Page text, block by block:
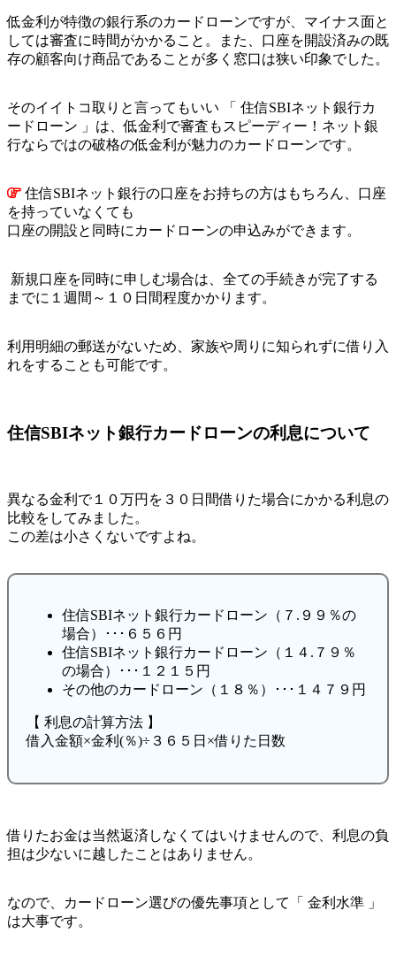
低金利が特徴の銀行系のカードローンですが、マイナス面と
しては審査に時間がかかること。また、口座を開設済みの既
存の顧客向け商品であることが多く窓口は狭い印象でした。
そのイイトコ取りと言ってもいい 「 住信SBIネット銀行カ
ードローン 」は、低金利で審査もスピーディー！ネット銀
行ならではの破格の低金利が魅力のカードローンです。
住信SBIネット銀行の口座をお持ちの方はもちろん、口座
を持っていなくても
口座の開設と同時にカードローンの申込みができます。
新規口座を同時に申しむ場合は、全ての手続きが完了する
までに１週間～１０日間程度かかります。
利用明細の郵送がないため、家族や周りに知られずに借り入
れをすることも可能です。
住信SBIネット銀行カードローンの利息について
異なる金利で１０万円を３０日間借りた場合にかかる利息の
比較をしてみました。
この差は小さくないですよね。
住信SBIネット銀行カードローン（７.９９％の
場合）･･･６５６円
住信SBIネット銀行カードローン（１４.７９％
の場合）･･･１２１５円
その他のカードローン（１８％）･･･１４７９円
【 利息の計算方法 】
借入金額×金利(％)÷３６５日×借りた日数
借りたお金は当然返済しなくてはいけませんので、利息の負
担は少ないに越したことはありません。
なので、カードローン選びの優先事項として「 金利水準 」
は大事です。